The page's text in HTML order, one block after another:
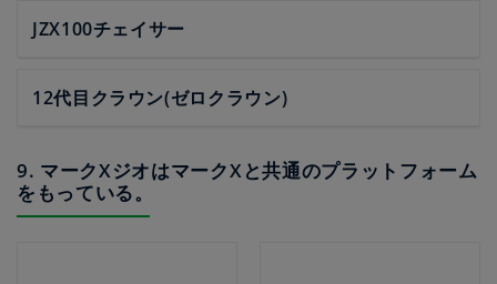
JZX100チェイサー
12代目クラウン(ゼロクラウン)
9. マークXジオはマークXと共通のプラットフォーム
をもっている。